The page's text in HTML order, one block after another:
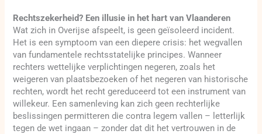
Rechtszekerheid? Een illusie in het hart van Vlaanderen
Wat zich in Overijse afspeelt, is geen geïsoleerd incident.
Het is een symptoom van een diepere crisis: het wegvallen
van fundamentele rechtsstatelijke principes. Wanneer
rechters wettelijke verplichtingen negeren, zoals het
weigeren van plaatsbezoeken of het negeren van historische
rechten, wordt het recht gereduceerd tot een instrument van
willekeur. Een samenleving kan zich geen rechterlijke
beslissingen permitteren die contra legem vallen – letterlijk
tegen de wet ingaan – zonder dat dit het vertrouwen in de